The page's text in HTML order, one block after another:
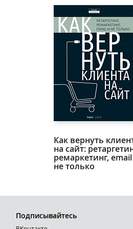
Как вернуть
на сайт:
ремаркетинг,
не только
Подписывайтесь